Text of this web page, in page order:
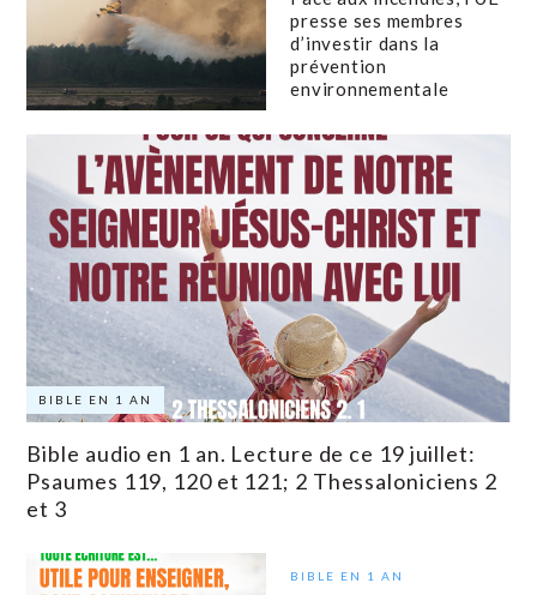
presse ses membres
d’investir dans la
prévention
environnementale
BIBLE EN 1 AN
Bible audio en 1 an. Lecture de ce 19 juillet:
Psaumes 119, 120 et 121; 2 Thessaloniciens 2
et 3
BIBLE EN 1 AN